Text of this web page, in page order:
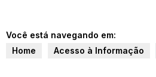
Você está navegando em:
Home
Acesso à Informação